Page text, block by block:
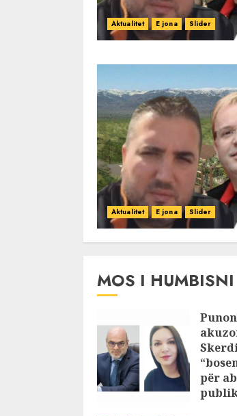
Aktualitet E jona Slider
Aktualitet E jona Slider
MOS I HUMBISNI
për